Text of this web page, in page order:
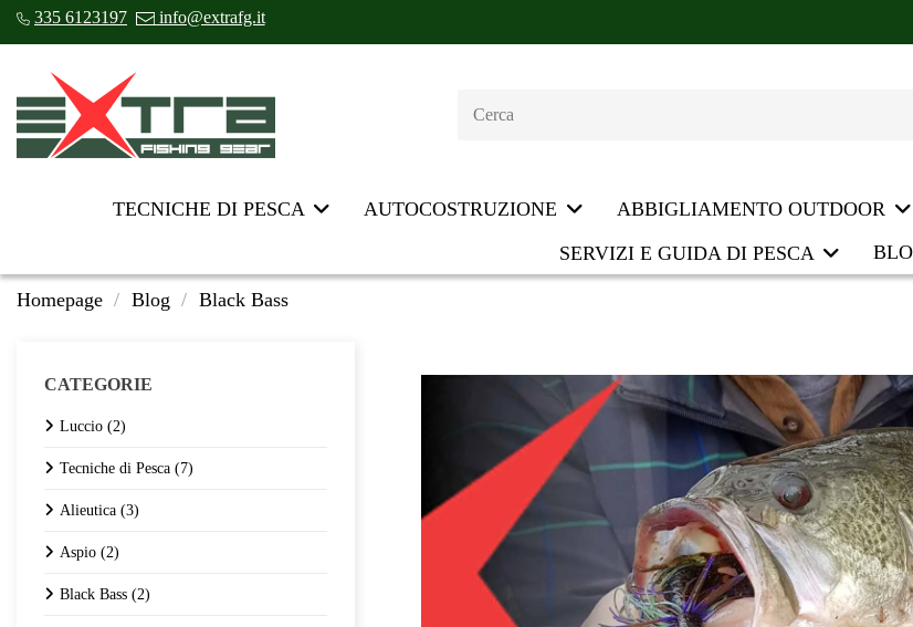
335 6123197 info@extrafg.it
TECNICHE DI PESCA AUTOCOSTRUZIONE ABBIGLIAMENTO OUTDOOR
SERVIZI E GUIDA DI PESCA
Homepage Blog Black Bass
CATEGORIE
Luccio (2)
Tecniche di Pesca (7)
Alieutica (3)
Aspio (2)
Black Bass (2)